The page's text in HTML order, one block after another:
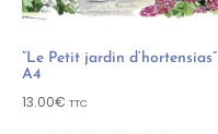
“Le Petit jardin d’hortensias”
A4
13.00€ TTC